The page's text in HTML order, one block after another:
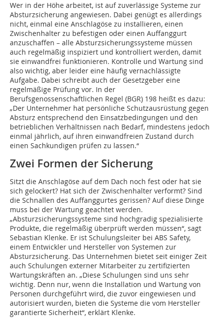
Wer in der Höhe arbeitet, ist auf zuverlässige Systeme zur
Absturzsicherung angewiesen. Dabei genügt es allerdings
nicht, einmal eine Anschlagöse zu installieren, einen
Zwischenhalter zu befestigen oder einen Auffanggurt
anzuschaffen – alle Absturzsicherungssysteme müssen
auch regelmäßig inspiziert und kontrolliert werden, damit
sie einwandfrei funktionieren. Kontrolle und Wartung sind
also wichtig, aber leider eine häufig vernachlässigte
Aufgabe. Dabei schreibt auch der Gesetzgeber eine
regelmäßige Prüfung vor. In der
Berufsgenossenschaftlichen Regel (BGR) 198 heißt es dazu:
„Der Unternehmer hat persönliche Schutzausrüstung gegen
Absturz entsprechend den Einsatzbedingungen und den
betrieblichen Verhältnissen nach Bedarf, mindestens jedoch
einmal jährlich, auf ihren einwandfreien Zustand durch
einen Sachkundigen prüfen zu lassen.“
Zwei Formen der Sicherung
Sitzt die Anschlagöse auf dem Dach noch fest oder hat sie
sich gelockert? Hat sich der Zwischenhalter verformt? Sind
die Schnallen des Auffanggurtes gerissen? Auf diese Dinge
muss bei der Wartung geachtet werden.
„Absturzsicherungssysteme sind hochgradig spezialisierte
Produkte, die regelmäßig überprüft werden müssen“, sagt
Sebastian Klenke. Er ist Schulungsleiter bei ABS Safety,
einem Entwickler und Hersteller von Systemen zur
Absturzsicherung. Das Unternehmen bietet seit einiger Zeit
auch Schulungen externer Mitarbeiter zu zertifizierten
Wartungskräften an. „Diese Schulungen sind uns sehr
wichtig. Denn nur, wenn die Installation und Wartung von
Personen durchgeführt wird, die zuvor eingewiesen und
autorisiert wurden, bieten die Systeme die vom Hersteller
garantierte Sicherheit“, erklärt Klenke.